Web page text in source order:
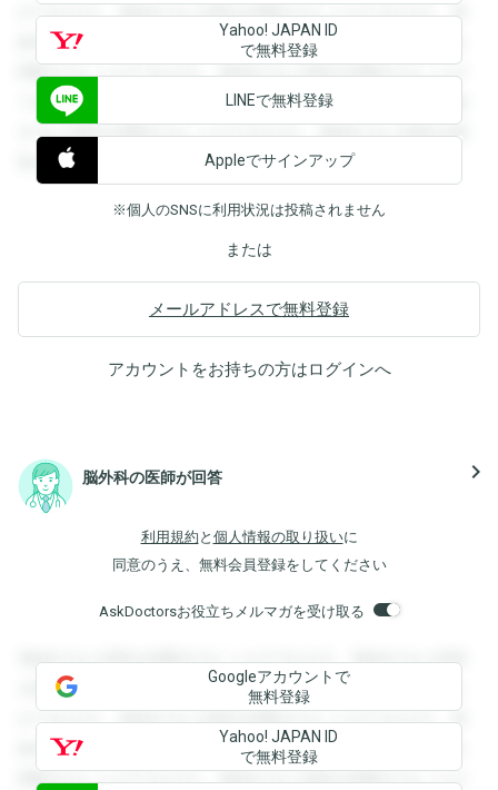
ができます。登録すると回答を閲覧することができます。登
録すると回答を閲覧することができます。登録すると回答を
閲覧することができます。登録すると回答を閲覧することが
できます。登録すると回答を閲覧することができます。登録
すると回答を閲覧することができます。登録すると回答を閲
覧することができます。
Yahoo! JAPAN ID
で無料登録
LINEで無料登録
Appleでサインアップ
※個人のSNSに利用状況は投稿されません
または
メールアドレスで無料登録
アカウントをお持ちの方はログインへ
脳外科の医師が回答 navigate_next
利用規約 と 個人情報の取り扱いに
同意のうえ、無料会員登録をしてください
AskDoctorsお役立ちメルマガを受け取る
登録すると回答を閲覧することができます。登録すると回答
を閲覧することができます。登録すると回答を閲覧すること
ができます。登録すると回答を閲覧することができます。登
録すると回答を閲覧することができます。登録すると回答を
閲覧することができます。登録すると回答を閲覧することが
Googleアカウントで
無料登録
Yahoo! JAPAN ID
で無料登録